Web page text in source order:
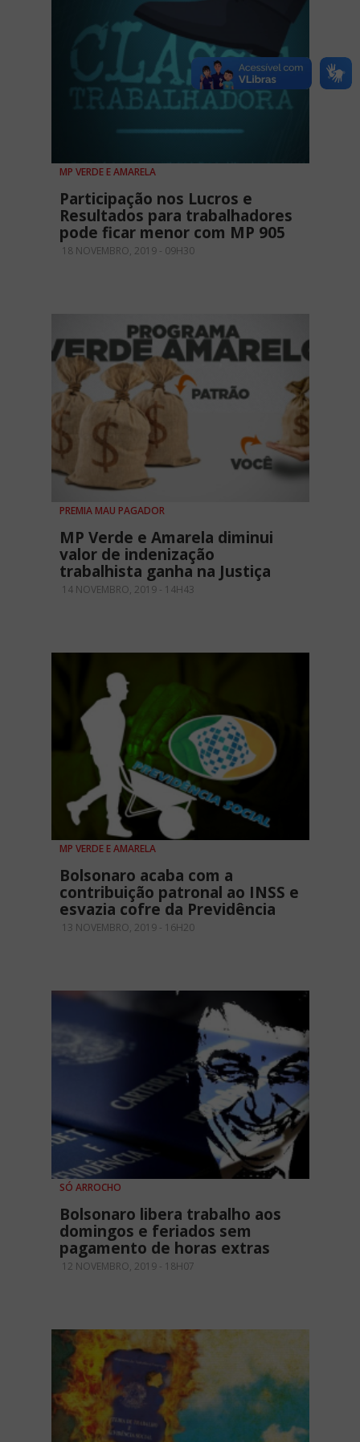
MP VERDE E AMARELA
Participação nos Lucros e
Resultados para trabalhadores
pode ficar menor com MP 905
18 NOVEMBRO, 2019 - 09H30
PREMIA MAU PAGADOR
MP Verde e Amarela diminui
valor de indenização
trabalhista ganha na Justiça
14 NOVEMBRO, 2019 - 14H43
MP VERDE E AMARELA
Bolsonaro acaba com a
contribuição patronal ao INSS e
esvazia cofre da Previdência
13 NOVEMBRO, 2019 - 16H20
SÓ ARROCHO
Bolsonaro libera trabalho aos
domingos e feriados sem
pagamento de horas extras
12 NOVEMBRO, 2019 - 18H07